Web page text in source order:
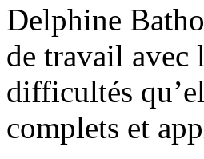
Delphine
de travail avec
difficultés
complets et